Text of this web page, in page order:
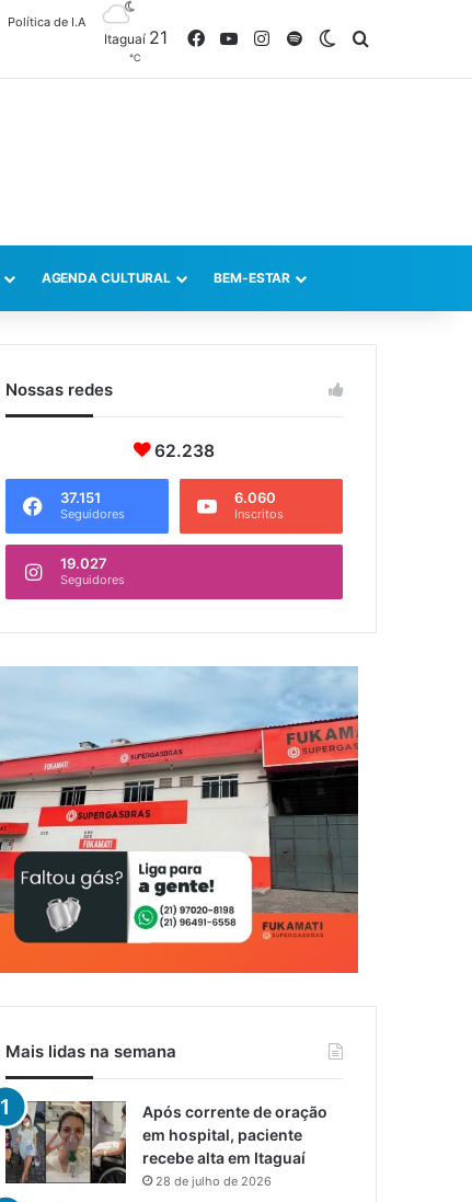
Política de I.A
Itaguaí 21
℃
FacebookYouTubeInstagram
SpotifySwitch skin
AGENDA CULTURAL BEM-ESTAR
Nossas redes
62.238
37.151
Seguidores
6.060
Inscritos
19.027
Seguidores
Mais lidas na semana
Após corrente de oração
em hospital, paciente
recebe alta em Itaguaí
28 de julho de 2026